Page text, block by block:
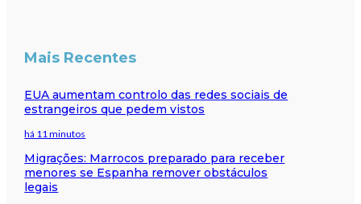
Mais Recentes
EUA aumentam controlo das redes sociais de
estrangeiros que pedem vistos
há 11 minutos
Migrações: Marrocos preparado para receber
menores se Espanha remover obstáculos
legais